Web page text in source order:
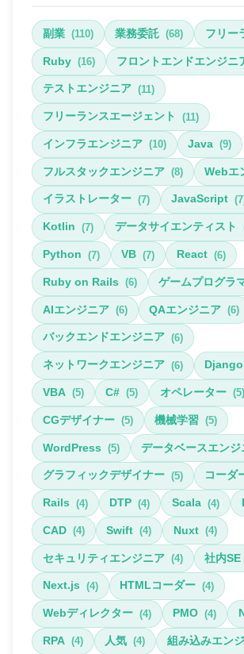
副業 (110) 業務委託 (68) フリー
Ruby (16) フロントエンドエンジニ
テストエンジニア (11)
フリーランスエージェント (11)
インフラエンジニア (10) Java (9)
フルスタックエンジニア (8) Webエ
イラストレーター (7) JavaScript
Kotlin (7) データサイエンティスト
Python (7) VB (7) React (6)
Ruby on Rails (6) ゲームプログラ
AIエンジニア (6) QAエンジニア (6)
バックエンドエンジニア (6)
ネットワークエンジニア (6) Django
VBA (5) C# (5) オペレーター (5)
CGデザイナー (5) 機械学習 (5)
WordPress (5) データベースエンジ
グラフィックデザイナー (5) コーダ
Rails (4) DTP (4) Scala (4)
CAD (4) Swift (4) Nuxt (4)
セキュリティエンジニア (4) 社内SE
Next.js (4) HTMLコーダー (4)
Webディレクター (4) PMO (4)
RPA (4) 人気 (4) 組み込みエン